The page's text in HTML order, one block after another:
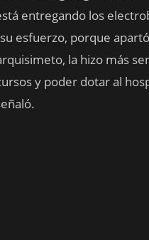
entregando los
esfuerzo, porque
la hizo más
y poder dotar al